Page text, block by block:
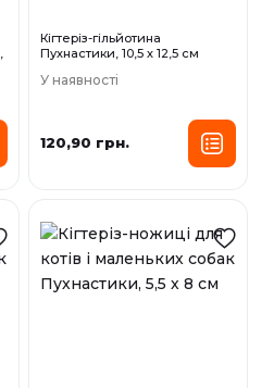
Кігтеріз-гільйотина
Пухнастики, 10,5 х 12,5 см
У наявності
120,90 грн.